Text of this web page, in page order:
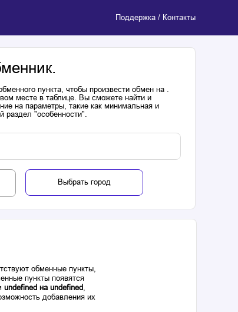
Поддержка / Контакты
пункта, чтобы произвести обмен на .
месте в таблице. Вы сможете найти и
на параметры, такие как минимальная и
раздел "особенности".
Выбрать город
обменные пункты,
пункты появятся
undefined на undefined,
добавления их